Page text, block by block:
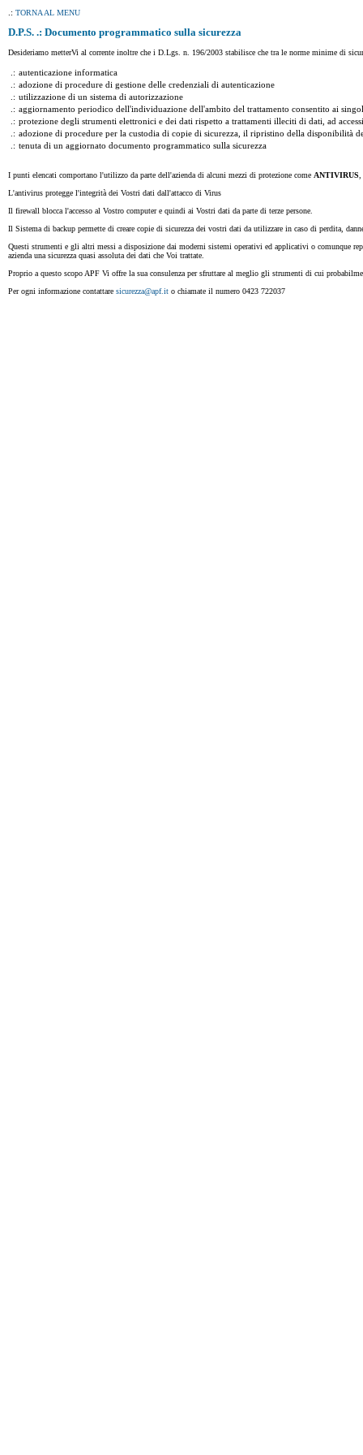
.: TORNA AL MENU
D.P.S. .: Documento programmatico sulla sicurezza
Desideriamo metterVi al corrente inoltre che i D.Lgs. n. 196/2003 stabilisce che tra le norme minime di
.: autenticazione informatica
.: adozione di procedure di gestione delle credenziali di autenticazione
.: utilizzazione di un sistema di autorizzazione
.: aggiornamento periodico dell'individuazione dell'ambito del trattamento consentito ai
.: protezione degli strumenti elettronici e dei dati rispetto a trattamenti illeciti di dati, ad
.: adozione di procedure per la custodia di copie di sicurezza, il ripristino della disponibilità
.: tenuta di un aggiornato documento programmatico sulla sicurezza
I punti elencati comportano l'utilizzo da parte dell'azienda di alcuni mezzi di protezione come ANTIVIRUS
L'antivirus protegge l'integrità dei Vostri dati dall'attacco di Virus
Il firewall blocca l'accesso al Vostro computer e quindi ai Vostri dati da parte di terze persone.
Il Sistema di backup permette di creare copie di sicurezza dei vostri dati da utilizzare in caso di perdita,
Questi strumenti e gli altri messi a disposizione dai moderni sistemi operativi ed applicativi o comunque
azienda una sicurezza quasi assoluta dei dati che Voi trattate.
Proprio a questo scopo APF Vi offre la sua consulenza per sfruttare al meglio gli strumenti di cui
Per ogni informazione contattare sicurezza@apf.it o chiamate il numero 0423 722037